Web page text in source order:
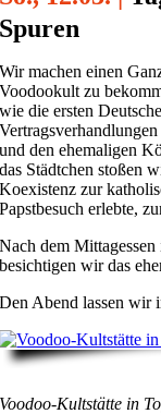
Spuren
Wir machen einen
Voodookult zu
wie die ersten
und den ehemaligen
das Städtchen stoßen
Koexistenz zur
Papstbesuch erlebte,
Nach dem
besichtigen wir das
Den Abend lassen wir
Voodoo-Kultstätte in